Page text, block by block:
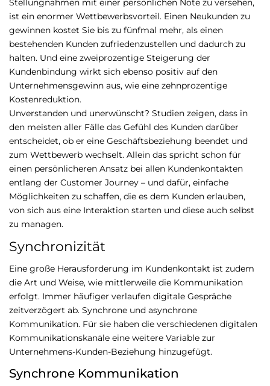
Stellungnahmen mit einer persönlichen Note zu versehen,
ist ein enormer Wettbewerbsvorteil. Einen Neukunden zu
gewinnen kostet Sie bis zu fünfmal mehr, als einen
bestehenden Kunden zufriedenzustellen und dadurch zu
halten. Und eine zweiprozentige Steigerung der
Kundenbindung wirkt sich ebenso positiv auf den
Unternehmensgewinn aus, wie eine zehnprozentige
Kostenreduktion.
Unverstanden und unerwünscht? Studien zeigen, dass in
den meisten aller Fälle das Gefühl des Kunden darüber
entscheidet, ob er eine Geschäftsbeziehung beendet und
zum Wettbewerb wechselt. Allein das spricht schon für
einen persönlicheren Ansatz bei allen Kundenkontakten
entlang der Customer Journey – und dafür, einfache
Möglichkeiten zu schaffen, die es dem Kunden erlauben,
von sich aus eine Interaktion starten und diese auch selbst
zu managen.
Synchronizität
Eine große Herausforderung im Kundenkontakt ist zudem
die Art und Weise, wie mittlerweile die Kommunikation
erfolgt. Immer häufiger verlaufen digitale Gespräche
zeitverzögert ab. Synchrone und asynchrone
Kommunikation. Für sie haben die verschiedenen digitalen
Kommunikationskanäle eine weitere Variable zur
Unternehmens-Kunden-Beziehung hinzugefügt.
Synchrone Kommunikation